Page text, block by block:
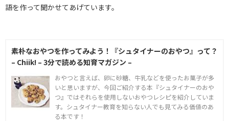
語を作って聞かせてあげています。
素朴なおやつを作ってみよう！『シュタイナーのおやつ』って？
– Chiik! – 3分で読める知育マガジン –
おやつと言えば、卵に砂糖、牛乳などを使ったお菓子が多
いと思いますが、今回ご紹介する本『シュタイナーのおや
つ』ではそれらを使用しないおやつレシピを紹介していま
す。シュタイナー教育を知らない人でも見てみる価値のあ
る本です！